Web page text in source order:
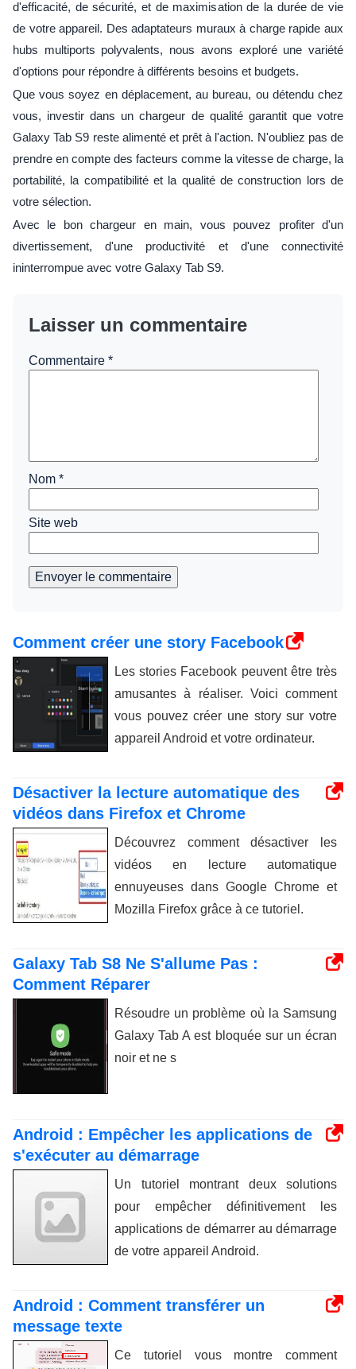
d'efficacité, de sécurité, et de maximisation de la durée de vie
de votre appareil. Des adaptateurs muraux à charge rapide aux
hubs multiports polyvalents, nous avons exploré une variété
d'options pour répondre à différents besoins et budgets.
Que vous soyez en déplacement, au bureau, ou détendu chez
vous, investir dans un chargeur de qualité garantit que votre
Galaxy Tab S9 reste alimenté et prêt à l'action. N'oubliez pas de
prendre en compte des facteurs comme la vitesse de charge, la
portabilité, la compatibilité et la qualité de construction lors de
votre sélection.
Avec le bon chargeur en main, vous pouvez profiter d'un
divertissement, d'une productivité et d'une connectivité
ininterrompue avec votre Galaxy Tab S9.
Laisser un commentaire
Commentaire *
Nom *
Site web
Envoyer le commentaire
Comment créer une story Facebook
Les stories Facebook peuvent être très
amusantes à réaliser. Voici comment
vous pouvez créer une story sur votre
appareil Android et votre ordinateur.
Désactiver la lecture automatique des
vidéos dans Firefox et Chrome
Découvrez comment désactiver les
vidéos en lecture automatique
ennuyeuses dans Google Chrome et
Mozilla Firefox grâce à ce tutoriel.
Galaxy Tab S8 Ne S'allume Pas :
Comment Réparer
Résoudre un problème où la Samsung
Galaxy Tab A est bloquée sur un écran
noir et ne s
Android : Empêcher les applications de
s'exécuter au démarrage
Un tutoriel montrant deux solutions
pour empêcher définitivement les
applications de démarrer au démarrage
de votre appareil Android.
Android : Comment transférer un
message texte
Ce tutoriel vous montre comment